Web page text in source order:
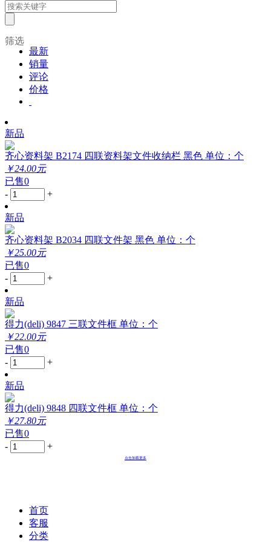
筛选
最新
销量
评论
价格
新品
齐心资料架 B2174 四联资料架文件收纳栏 黑色 单位：个
￥24.00元
已售0
-
+
新品
齐心资料架 B2034 四联文件架 黑色 单位：个
￥25.00元
已售0
-
+
新品
得力(deli) 9847 三联文件框 单位：个
￥22.00元
已售0
-
+
新品
得力(deli) 9848 四联文件框 单位：个
￥27.80元
已售0
-
+
点击加载更多
首页
客服
分类